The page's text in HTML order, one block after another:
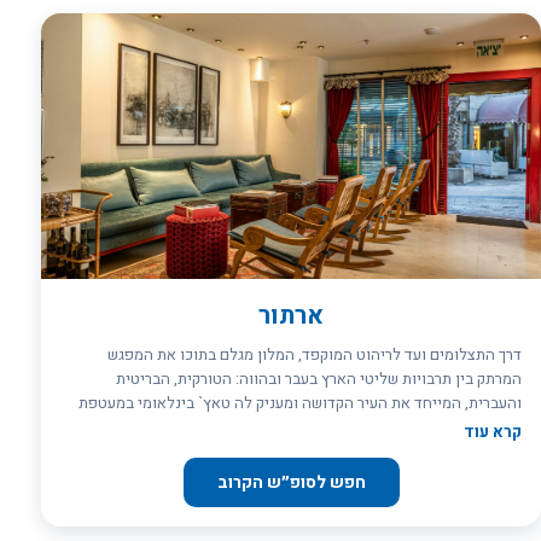
ארתור
דרך התצלומים ועד לריהוט המוקפד, המלון מגלם בתוכו את המפגש
המרתק בין תרבויות שליטי הארץ בעבר ובהווה: הטורקית, הבריטית
והעברית, המייחד את העיר הקדושה ומעניק לה טאץ` בינלאומי במעטפת
מקומית. לשוטט באווירת מסתורין תקופתי ולספוג את הסטייל המפואר בכל
באדיבות המלון לצד יין (לא במוצ``ש). מלון ארתור מתאים לאנשים
שמחפשים נופש מלכותי, ספוג באדי ההיסטוריה
קרא עוד
חפש לסופ״ש הקרוב